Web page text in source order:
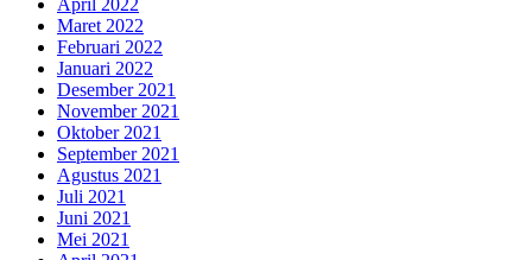
Maret 2022
Februari 2022
Januari 2022
Desember 2021
November 2021
Oktober 2021
September 2021
Agustus 2021
Juli 2021
Juni 2021
Mei 2021